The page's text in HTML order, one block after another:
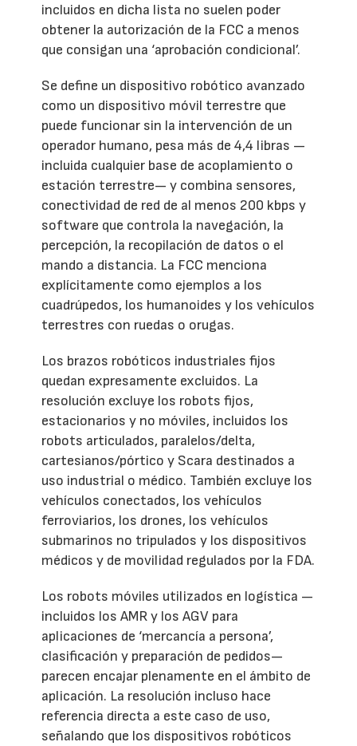
incluidos en dicha lista no suelen poder
obtener la autorización de la FCC a menos
que consigan una ‘aprobación condicional’.
Se define un dispositivo robótico avanzado
como un dispositivo móvil terrestre que
puede funcionar sin la intervención de un
operador humano, pesa más de 4,4 libras —
incluida cualquier base de acoplamiento o
estación terrestre— y combina sensores,
conectividad de red de al menos 200 kbps y
software que controla la navegación, la
percepción, la recopilación de datos o el
mando a distancia. La FCC menciona
explícitamente como ejemplos a los
cuadrúpedos, los humanoides y los vehículos
terrestres con ruedas o orugas.
Los brazos robóticos industriales fijos
quedan expresamente excluidos. La
resolución excluye los robots fijos,
estacionarios y no móviles, incluidos los
robots articulados, paralelos/delta,
cartesianos/pórtico y Scara destinados a
uso industrial o médico. También excluye los
vehículos conectados, los vehículos
ferroviarios, los drones, los vehículos
submarinos no tripulados y los dispositivos
médicos y de movilidad regulados por la FDA.
Los robots móviles utilizados en logística —
incluidos los AMR y los AGV para
aplicaciones de ‘mercancía a persona’,
clasificación y preparación de pedidos—
parecen encajar plenamente en el ámbito de
aplicación. La resolución incluso hace
referencia directa a este caso de uso,
señalando que los dispositivos robóticos